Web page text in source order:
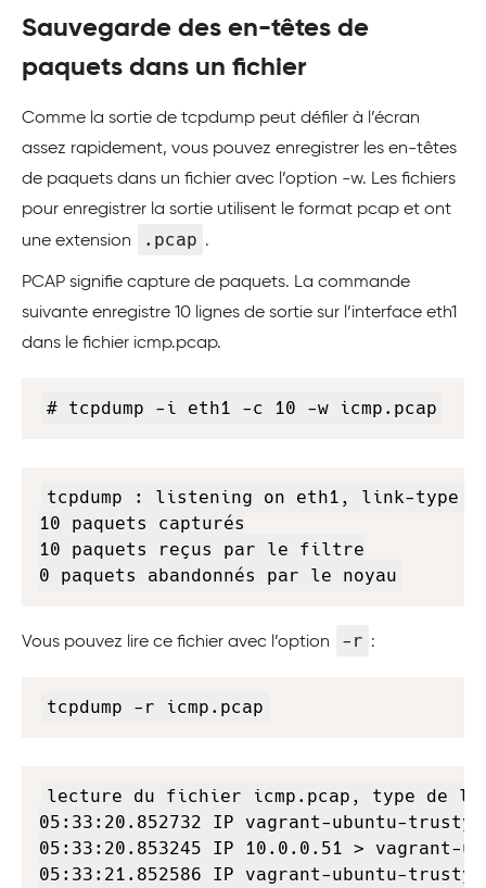
Sauvegarde des en-têtes de
paquets dans un fichier
Comme la sortie de tcpdump peut défiler à l’écran
assez rapidement, vous pouvez enregistrer les en-têtes
de paquets dans un fichier avec l’option -w. Les fichiers
pour enregistrer la sortie utilisent le format pcap et ont
une extension
.pcap .
PCAP signifie capture de paquets. La commande
suivante enregistre 10 lignes de sortie sur l’interface eth1
dans le fichier icmp.pcap.
# tcpdump -i eth1 -c 10 -w icmp.pcap
tcpdump : listening on eth1, link-type
10 paquets capturés
10 paquets reçus par le filtre
0 paquets abandonnés par le noyau
Vous pouvez lire ce fichier avec l’option -r :
tcpdump -r icmp.pcap
lecture du fichier icmp.pcap, type de
05:33:20.852732 IP vagrant-ubuntu-
05:33:20.853245 IP 10.0.0.51 > vagrant-
05:33:21.852586 IP vagrant-ubuntu-